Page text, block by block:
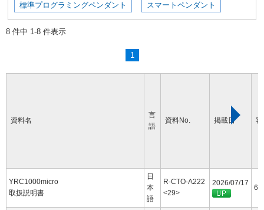
標準プログラミングペンダント スマートペンダント
8 件中 1-8 件表示
1
資料名
言
語
資料No. 掲載日
YRC1000micro
取扱説明書
日
本
語
R-CTO-A222
<29>
2026/07/17